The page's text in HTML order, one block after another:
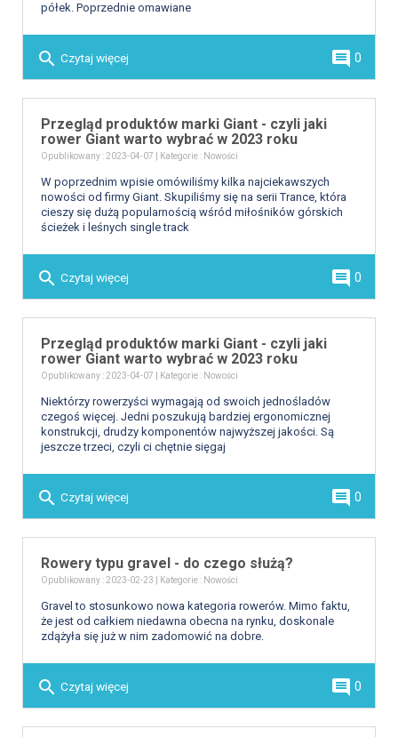
półek. Poprzednie omawiane
search Czytaj więcej comment 0
Przegląd produktów marki Giant - czyli jaki
rower Giant warto wybrać w 2023 roku
Opublikowany : 2023-04-07 | Kategorie : Nowości
W poprzednim wpisie omówiliśmy kilka najciekawszych
nowości od firmy Giant. Skupiliśmy się na serii Trance, która
cieszy się dużą popularnością wśród miłośników górskich
ścieżek i leśnych single track
search Czytaj więcej comment 0
Przegląd produktów marki Giant - czyli jaki
rower Giant warto wybrać w 2023 roku
Opublikowany : 2023-04-07 | Kategorie : Nowości
Niektórzy rowerzyści wymagają od swoich jednośladów
czegoś więcej. Jedni poszukują bardziej ergonomicznej
konstrukcji, drudzy komponentów najwyższej jakości. Są
jeszcze trzeci, czyli ci chętnie sięgaj
search Czytaj więcej comment 0
Rowery typu gravel - do czego służą?
Opublikowany : 2023-02-23 | Kategorie : Nowości
Gravel to stosunkowo nowa kategoria rowerów. Mimo faktu,
że jest od całkiem niedawna obecna na rynku, doskonale
zdążyła się już w nim zadomowić na dobre.
search Czytaj więcej comment 0